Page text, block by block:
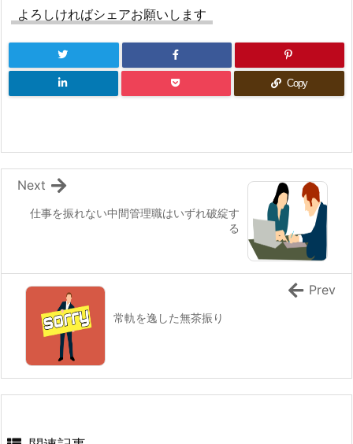
よろしければシェアお願いします
Copy
仕事を振れない中間管理職はいずれ破綻す
る
Next
常軌を逸した無茶振り
Prev